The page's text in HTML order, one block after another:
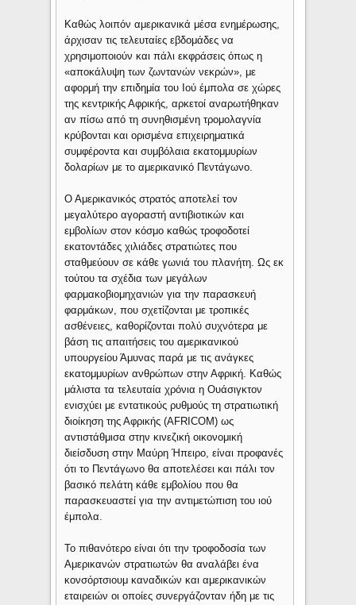
Καθώς λοιπόν αμερικανικά μέσα ενημέρωσης,
άρχισαν τις τελευταίες εβδομάδες να
χρησιμοποιούν και πάλι εκφράσεις όπως η
«αποκάλυψη των ζωντανών νεκρών», με
αφορμή την επιδημία του Ιού έμπολα σε χώρες
της κεντρικής Αφρικής, αρκετοί αναρωτήθηκαν
αν πίσω από τη συνηθισμένη τρομολαγνία
κρύβονται και ορισμένα επιχειρηματικά
συμφέροντα και συμβόλαια εκατομμυρίων
δολαρίων με το αμερικανικό Πεντάγωνο.
Ο Αμερικανικός στρατός αποτελεί τον
μεγαλύτερο αγοραστή αντιβιοτικών και
εμβολίων στον κόσμο καθώς τροφοδοτεί
εκατοντάδες χιλιάδες στρατιώτες που
σταθμεύουν σε κάθε γωνιά του πλανήτη. Ως εκ
τούτου τα σχέδια των μεγάλων
φαρμακοβιομηχανιών για την παρασκευή
φαρμάκων, που σχετίζονται με τροπικές
ασθένειες, καθορίζονται πολύ συχνότερα με
βάση τις απαιτήσεις του αμερικανικού
υπουργείου Άμυνας παρά με τις ανάγκες
εκατομμυρίων ανθρώπων στην Αφρική. Καθώς
μάλιστα τα τελευταία χρόνια η Ουάσιγκτον
ενισχύει με εντατικούς ρυθμούς τη στρατιωτική
διοίκηση της Αφρικής (AFRICOM) ως
αντιστάθμισα στην κινεζική οικονομική
διείσδυση στην Μαύρη Ήπειρο, είναι προφανές
ότι το Πεντάγωνο θα αποτελέσει και πάλι τον
βασικό πελάτη κάθε εμβολίου που θα
παρασκευαστεί για την αντιμετώπιση του ιού
έμπολα.
Το πιθανότερο είναι ότι την τροφοδοσία των
Αμερικανών στρατιωτών θα αναλάβει ένα
κονσόρτσιουμ καναδικών και αμερικανικών
εταιρειών οι οποίες συνεργάζονταν ήδη με τις